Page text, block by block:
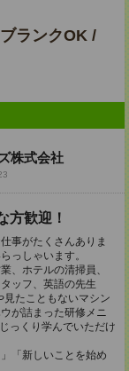
ランクOK /
株式会社
方歓迎！
事がたくさんありま
っしゃいます。
、ホテルの清掃員、
タッフ、英語の先生
たこともないマシン
が詰まった研修メニ
っくり学んでいただけ
「新しいことを始め